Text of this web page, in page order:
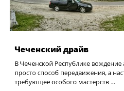
Чеченский драйв
В Чеченской Республике
просто способ передвижения, а
требующее особого мастерств …